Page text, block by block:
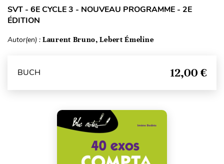
SVT - 6E CYCLE 3 - NOUVEAU PROGRAMME - 2E
ÉDITION
Autor(en) : Laurent Bruno, Lebert Émeline
BUCH 12,00 €